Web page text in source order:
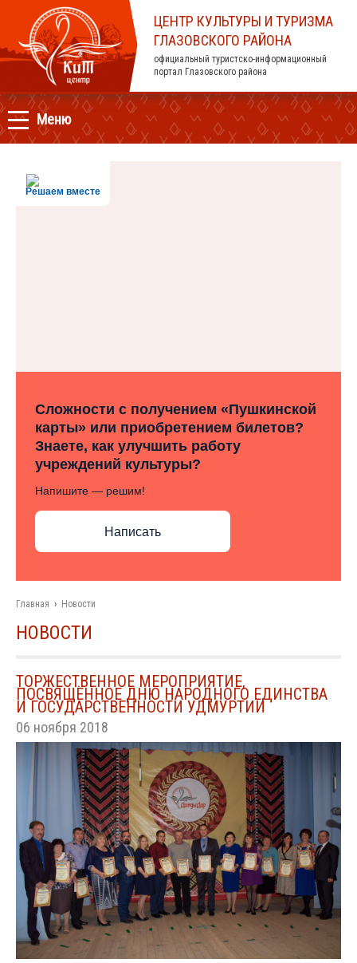
ЦЕНТР КУЛЬТУРЫ И ТУРИЗМА
ГЛАЗОВСКОГО РАЙОНА
официальный туристско-информационный
портал Глазовского района
Меню
Решаем вместе
Сложности с получением «Пушкинской
карты» или приобретением билетов?
Знаете, как улучшить работу
учреждений культуры?
Напишите — решим!
Написать
Главная › Новости
НОВОСТИ
ТОРЖЕСТВЕННОЕ МЕРОПРИЯТИЕ,
ПОСВЯЩЁННОЕ ДНЮ НАРОДНОГО ЕДИНСТВА
И ГОСУДАРСТВЕННОСТИ УДМУРТИИ
06 ноября 2018